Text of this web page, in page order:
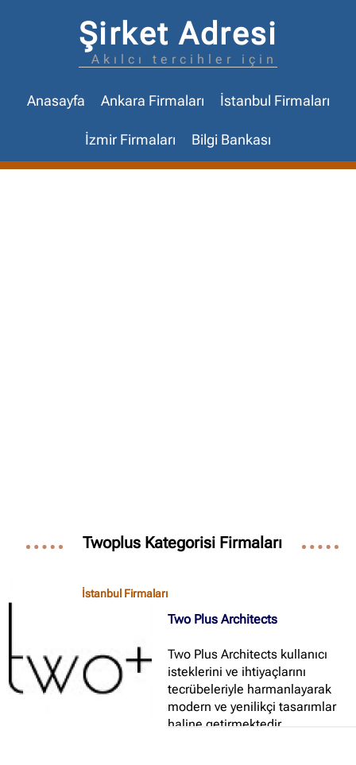
Şirket Adresi
Akılcı tercihler için
Anasayfa Ankara Firmaları İstanbul Firmaları
İzmir Firmaları Bilgi Bankası
Twoplus Kategorisi Firmaları
İstanbul Firmaları
Two Plus Architects
Two Plus Architects kullanıcı
isteklerini ve ihtiyaçlarını
tecrübeleriyle harmanlayarak
modern ve yenilikçi tasarımlar
haline getirmektedir...
Ankara Firmaları(672)
İzmir Firmaları